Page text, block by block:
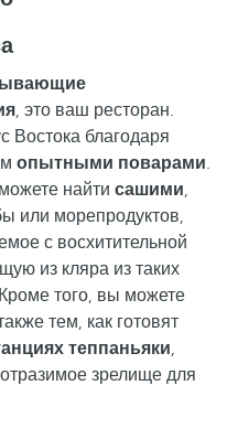
, это ваш ресторан.
Востока благодаря
опытными поварами.
найти сашими,
или морепродуктов,
с восхитительной
из кляра из таких
того, вы можете
тем, как готовят
теппаньяки,
зрелище для